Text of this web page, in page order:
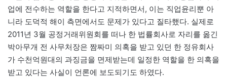
업에 전수하는 역할을 한다고 지적하면서, 이는 직업윤리뿐 아
니라 도덕적 해이 측면에서도 문제가 있다고 질타했다. 실제로
2011년 3월 공정거래위원회를 떠나 한 법률회사로 자리를 옮긴
박아무개 전 사무처장은 짬짜미 의혹을 받고 있던 한 정유회사
가 수천억원대의 과징금을 면제받는데 일정한 역할을 한 의혹을
받고 있다는 사실이 언론에 보도되기도 하였다.